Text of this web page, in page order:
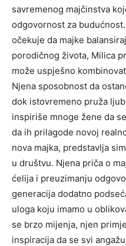
savremenog majčinstva
odgovornost za
očekuje da majke
porodičnog života, Milica
može uspješno
Njena sposobnost da
dok istovremeno pruža
inspiriše mnoge žene da
da ih prilagode novoj
nova majka, predstavlja
u društvu. Njena priča o
ćelija i preuzimanju
generacija dodatno
uloga koju imamo u
se brzo mijenja, njen
inspiracija da se svi